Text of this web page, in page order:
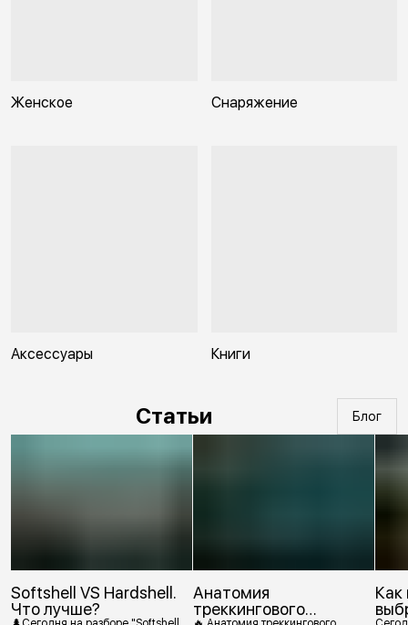
Женское Снаряжение
Аксессуары Книги
Статьи Блог
Softshell VS Hardshell.
Что лучше?
Анатомия
треккингового
Как